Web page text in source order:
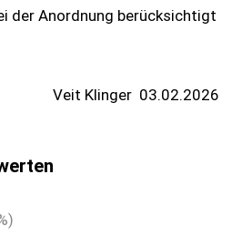
der Anordnung berücksichtigt
Veit Klinger 03.02.2026